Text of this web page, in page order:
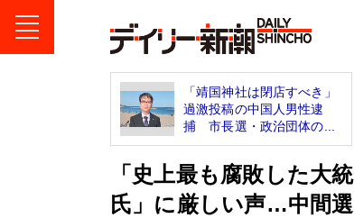
「靖国神社は閉店すべき」
過激投稿の中国人男性逮
捕 市長選・政治団体の...
「史上最も腐敗した
氏」に厳しい声…中間